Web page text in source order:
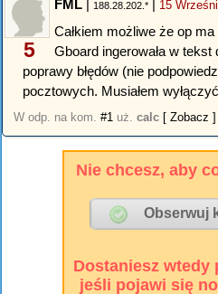
5
FML | 188.28.202.* | 15
Całkiem możliwe że op
Gboard ingerowała w
poprawy błędów (nie
pocztowych. Musiałem
W odp. na kom. #1 uż. calc [ Zobacz ]
Nie chcesz, aby
Dostaniesz wtedy
jeśli pojawi się